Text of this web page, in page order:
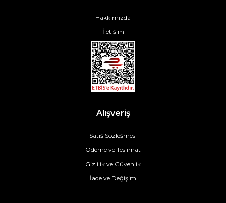
Hakkımızda
İletişim
Alışveriş
Satış Sözleşmesi
Ödeme ve Teslimat
Gizlilik ve Güvenlik
İade ve Değişim